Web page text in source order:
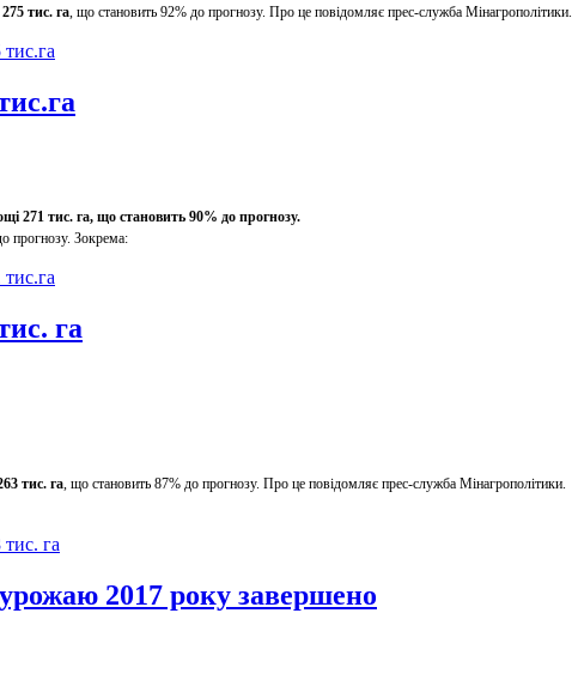
275 тис. га, що становить 92% до прогнозу. Про це повідомляє прес-служба Мінагрополітики.
271 тис. га, що становить 90% до прогнозу.
прогнозу. Зокрема:
га
тис. га , що становить 87% до прогнозу. Про це повідомляє прес-служба Мінагрополітики.
га
2017 року завершено